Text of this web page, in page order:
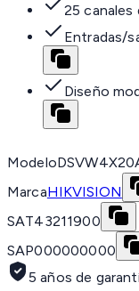
25 canales
Entradas/
Diseño
Modelo
MarcaHIKVISION
SAT43211900
SAP000000000
5 años de